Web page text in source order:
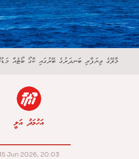
މާލޭގެ ވިޔަފާރި ބަނދަރުގެ ބޭރުގައި ކާގޯ ބޯޓެއް
އަހުމަދު އަލީ
Jun 2026, 20:03